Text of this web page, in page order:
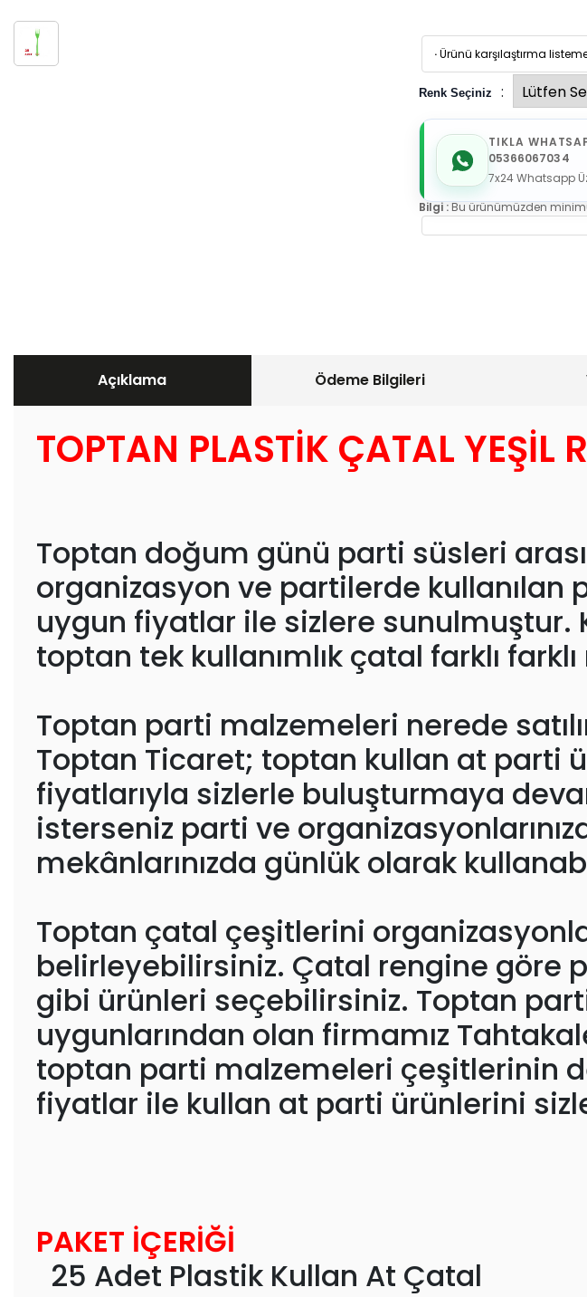
·Ürünü karşılaştırma
Renk Seçiniz :
TIKLA
05366067034
7x24 Whatsapp
Bilgi :Bu ürünümüzden
Açıklama Ödeme Bilgileri
TOPTAN PLASTİK ÇATAL YEŞİL
Toptan doğum günü parti süsleri
organizasyon ve partilerde
uygun fiyatlar ile sizlere
toptan tek kullanımlık çatal farklı
Toptan parti malzemeleri nerede
Toptan Ticaret; toptan kullan at parti
fiyatlarıyla sizlerle buluşturmaya
isterseniz parti ve
mekânlarınızda günlük olarak
Toptan çatal çeşitlerini
belirleyebilirsiniz. Çatal rengine göre
gibi ürünleri seçebilirsiniz. Toptan
uygunlarından olan firmamız
toptan parti malzemeleri çeşitlerinin
fiyatlar ile kullan at parti ürünlerini
PAKET İÇERİĞİ
25 Adet Plastik Kullan At Çatal